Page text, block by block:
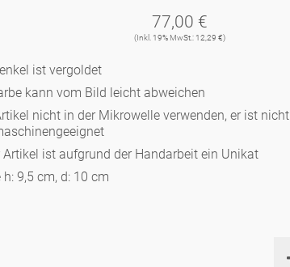
77,00 €
(Inkl. 19% MwSt.: 12,29 €)
ist vergoldet
kann vom Bild leicht abweichen
nicht in der Mikrowelle verwenden, er ist nicht
Artikel ist aufgrund der Handarbeit ein Unikat
h: 9,5 cm, d: 10 cm